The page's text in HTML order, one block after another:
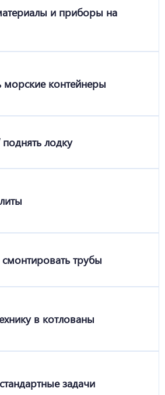
и приборы на
морские контейнеры
поднять лодку
трубы
в котлованы
задачи